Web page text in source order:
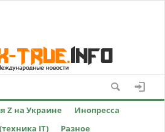
Z на Украине
Инопресса
IT) Разное